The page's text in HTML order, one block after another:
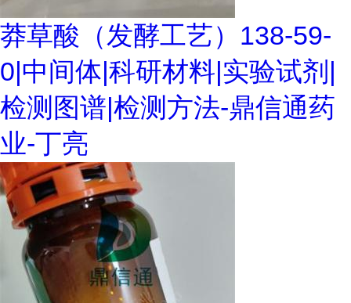
莽草酸（发酵工艺）138-59-
0|中间体|科研材料|实验试剂|
检测图谱|检测方法-鼎信通药
业-丁亮